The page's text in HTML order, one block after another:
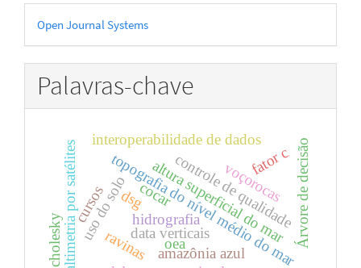
Desenvolvido
por
Open Journal Systems
Palavras-chave
data verticais
topografia do nível médio do mar
amazônia azul
voçorocas
ravinas
uso do solo Árvore de decisão
altimetria por satélites altura superficial do mar
interoperabilidade de dados
controle de qualidade
hidrografia
cocar
dsg
fator c
cholesky oea
cursos